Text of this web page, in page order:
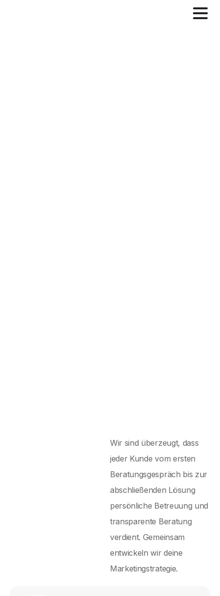
Wir sind überzeugt, dass
jeder Kunde vom ersten
Beratungsgespräch bis zur
abschließenden Lösung
persönliche Betreuung und
transparente Beratung
verdient. Gemeinsam
entwickeln wir deine
Marketingstrategie.